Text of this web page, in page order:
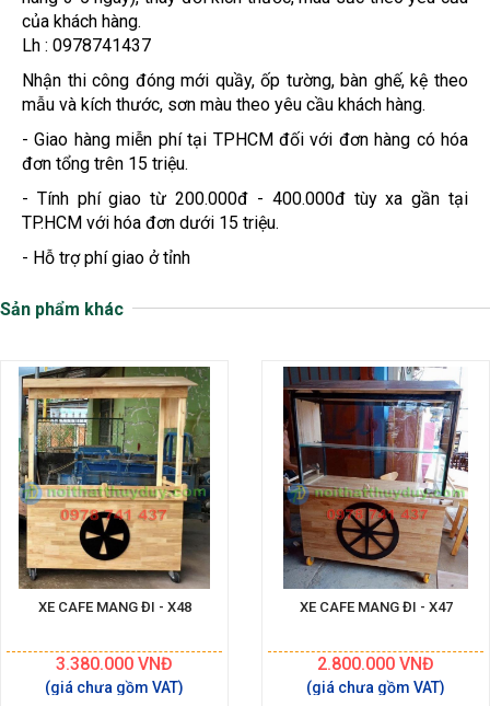
của khách hàng.
Lh : 0978741437
Nhận thi công đóng mới quầy, ốp tường, bàn ghế, kệ theo
mẫu và kích thước, sơn màu theo yêu cầu khách hàng.
- Giao hàng miễn phí tại TPHCM đối với đơn hàng có hóa
đơn tổng trên 15 triệu.
- Tính phí giao từ 200.000đ - 400.000đ tùy xa gần tại
TP.HCM với hóa đơn dưới 15 triệu.
- Hỗ trợ phí giao ở tỉnh
Sản phẩm khác
XE CAFE MANG ĐI - X48
3.380.000 VNĐ
XE CAFE MANG ĐI - X47
2.800.000 VNĐ